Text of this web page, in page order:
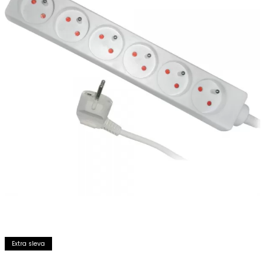
Extra sleva